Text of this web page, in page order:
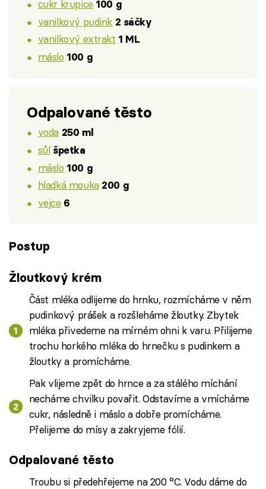
cukr krupice 100 g
vanilkový pudink 2 sáčky
vanilkový extrakt 1 ML
máslo 100 g
Odpalované těsto
voda 250 ml
sůl špetka
máslo 100 g
hladká mouka 200 g
vejce 6
Postup
Žloutkový krém
Část mléka odlijeme do hrnku, rozmícháme v něm
pudinkový prášek a rozšleháme žloutky. Zbytek
mléka přivedeme na mírném ohni k varu. Přilijeme
trochu horkého mléka do hrnečku s pudinkem a
žloutky a promícháme.
Pak vlijeme zpět do hrnce a za stálého míchání
necháme chvilku povařit. Odstavíme a vmícháme
cukr, následně i máslo a dobře promícháme.
Přelijeme do mísy a zakryjeme fólií.
Odpalované těsto
Troubu si předehřejeme na 200 °C. Vodu dáme do